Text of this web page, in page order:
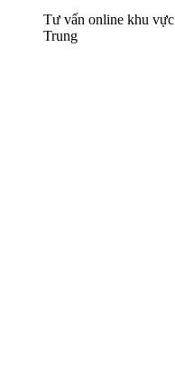
Tư vấn online khu vực
Nam